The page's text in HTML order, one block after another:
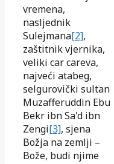
vremena,
nasljednik
Sulejmana[2],
zaštitnik vjernika,
veliki car careva,
najveći atabeg,
selgurovički sultan
Muzafferuddin Ebu
Bekr ibn Sa'd ibn
Zengi[3], sjena
Božja na zemlji –
Bože, budi njime